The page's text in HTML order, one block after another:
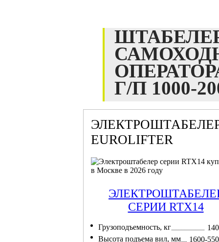
Г/П 1000-
EUROLIFTER
СЕРИИ RTX14
Грузоподъемность, кг
Высота подъема вил, мм
1600-